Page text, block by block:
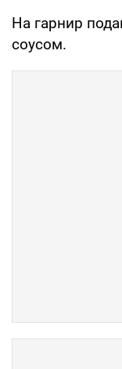
На гарнир
соусом.